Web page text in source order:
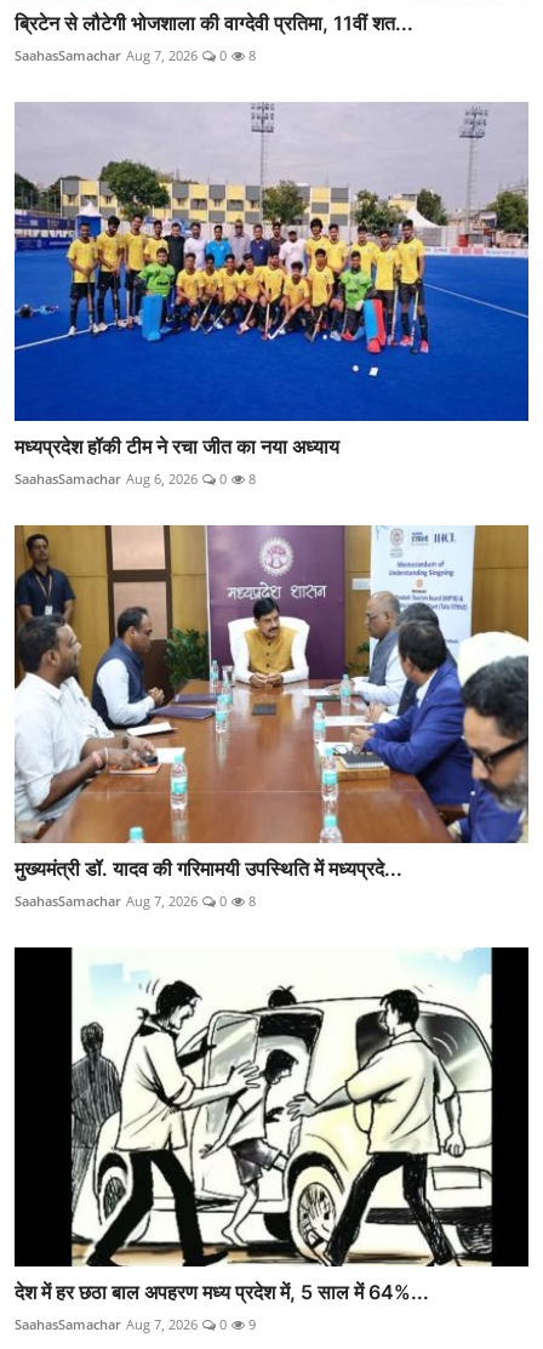
ब्रिटेन से लौटेगी भोजशाला की वाग्देवी प्रतिमा, 11वीं शत...
SaahasSamachar Aug 7, 2026 0 8
मध्यप्रदेश हॉकी टीम ने रचा जीत का नया अध्याय
SaahasSamachar Aug 6, 2026 0 8
मुख्यमंत्री डॉ. यादव की गरिमामयी उपस्थिति में मध्यप्रदे...
SaahasSamachar Aug 7, 2026 0 8
देश में हर छठा बाल अपहरण मध्य प्रदेश में, 5 साल में 64%...
SaahasSamachar Aug 7, 2026 0 9